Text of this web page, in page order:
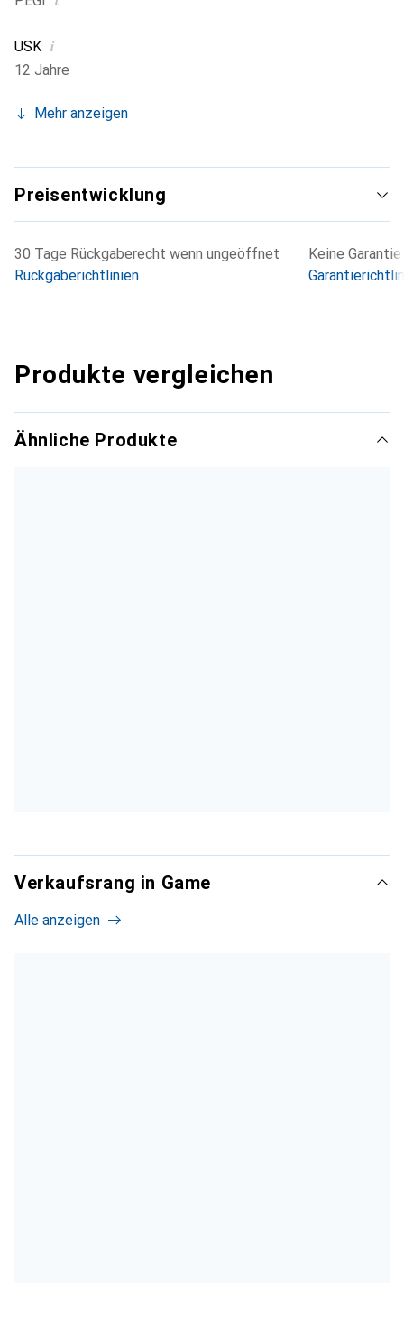
USK i
12 Jahre
Mehr anzeigen
Preisentwicklung
30 Tage Rückgaberecht wenn ungeöffnet
Rückgaberichtlinien
Keine Garantie
Produkte vergleichen
Ähnliche Produkte
Verkaufsrang in Game
Alle anzeigen